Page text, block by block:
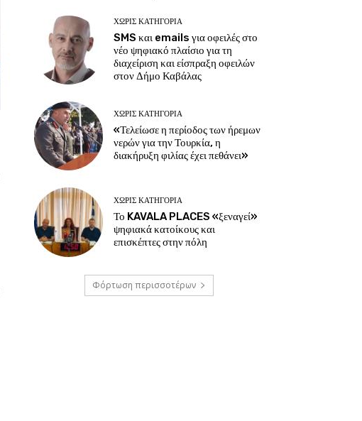
ΧΩΡΊΣ ΚΑΤΗΓΟΡΊΑ
SMS και emails για οφειλές στο
νέο ψηφιακό πλαίσιο για τη
διαχείριση και είσπραξη οφειλών
στον Δήμο Καβάλας
ΧΩΡΊΣ ΚΑΤΗΓΟΡΊΑ
«Τελείωσε η περίοδος των ήρεμων
νερών για την Τουρκία, η
διακήρυξη φιλίας έχει πεθάνει»
ΧΩΡΊΣ ΚΑΤΗΓΟΡΊΑ
Το KAVALA PLACES «ξεναγεί»
ψηφιακά κατοίκους και
επισκέπτες στην πόλη
Φόρτωση περισσοτέρων